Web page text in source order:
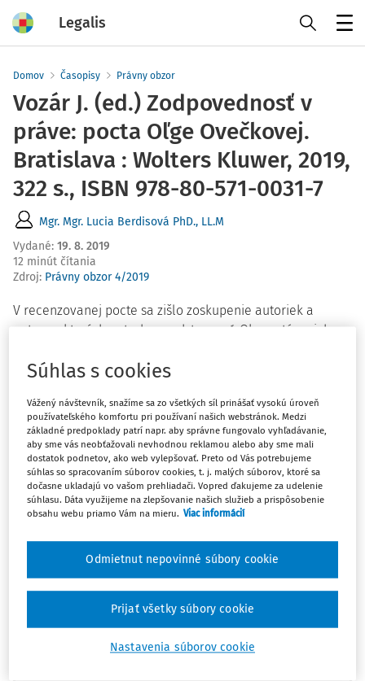
Legalis
Domov Časopisy Právny obzor
Vozár J. (ed.) Zodpovednosť v
práve: pocta Oľge Ovečkovej.
Bratislava : Wolters Kluwer, 2019,
322 s., ISBN 978-80-571-0031-7
Mgr. Mgr. Lucia Berdisová PhD., LL.M
Vydané: 19. 8. 2019
12 minút čítania
Zdroj: Právny obzor 4/2019
V recenzovanej pocte sa zišlo zoskupenie autoriek a
autorov, ktorých netreba predstavo­vať. Okrem témy ich
radi. I keď sú súčasťou každej pocty pekné slová o tom,
vštrikované odkazy pôsobia „nesamo­zrejmo“ a sviežo. úctu
pani profesorke autorky a autori vzdávajú, ale nielen
verbálne. Napísali pre ňu totiž texty, ktorých kvalita je
vyvážená a sú zaujímavým čítaním aj pre človeka, ktorý sa
priamo súkromnému právu nevenuje. Je to aj preto, že
uchopujú problematiku zodpovednos­ti, jednu z najťažším
preskriptívne, nielen deskriptívne. Publikácia je tak dobre
vybalan­sovanou, zaujímavou a doktrinálne pestrou mo­
zaikou textov, ktorá sa príjemne číta, v istom zmysle tak
zrkadlí život pani profesorky, vo viacerých jeho stránkach.
ústavu štátu a práva SAV. V ňom sa okrem profesijných
Súhlas s cookies
Vážený návštevník, snažíme sa zo všetkých síl prinášať vysokú úroveň
používateľského komfortu pri používaní našich webstránok. Medzi
základné predpoklady patrí napr. aby správne fungovalo vyhľadávanie,
aby sme vás neobťažovali nevhodnou reklamou alebo aby sme mali
dostatok podnetov, ako web vylepšovať. Preto od Vás potrebujeme
súhlas so spracovaním súborov cookies, t. j. malých súborov, ktoré sa
dočasne ukladajú vo vašom prehliadači. Vopred ďakujeme za udelenie
súhlasu. Dáta využijeme na zlepšovanie našich služieb a prispôsobenie
obsahu webu priamo Vám na mieru. Viac informácií
Nastavenia súborov cookie
Odmietnut nepovinné súbory cookie
Prijať všetky súbory cookie